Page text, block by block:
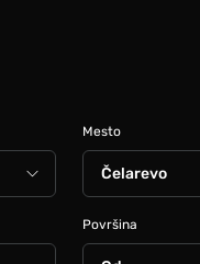
Mesto
Površina